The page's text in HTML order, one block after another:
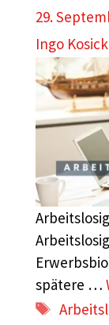
29.
Ingo Kosick
spätere …